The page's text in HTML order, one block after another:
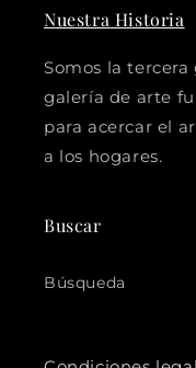
Nuestra Historia
Somos la
galería de arte
para acercar el
a los hogares.
Buscar
Búsqueda